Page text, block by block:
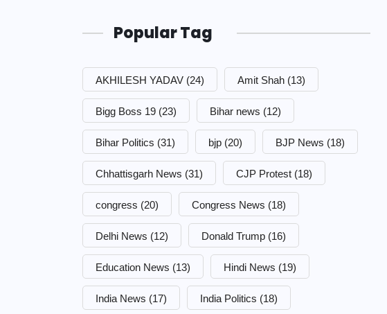
Popular Tag
AKHILESH YADAV (24) Amit Shah (13)
Bigg Boss 19 (23) Bihar news (12)
Bihar Politics (31) bjp (20) BJP News (18)
Chhattisgarh News (31) CJP Protest (18)
congress (20) Congress News (18)
Delhi News (12) Donald Trump (16)
Education News (13) Hindi News (19)
India News (17) India Politics (18)